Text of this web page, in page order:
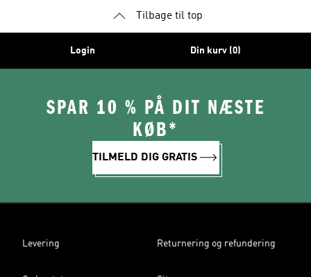
Tilbage til top
Login Din kurv (0)
SPAR 10 % PÅ DIT NÆSTE
KØB*
TILMELD DIG GRATIS
Levering Returnering og refundering